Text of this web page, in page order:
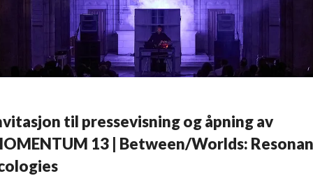
til pressevisning og åpning av
13 | Between/Worlds: